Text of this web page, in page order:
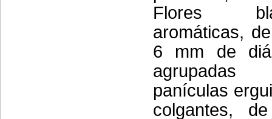
Flores
aromáticas,
6 mm de
panículas
colgantes,